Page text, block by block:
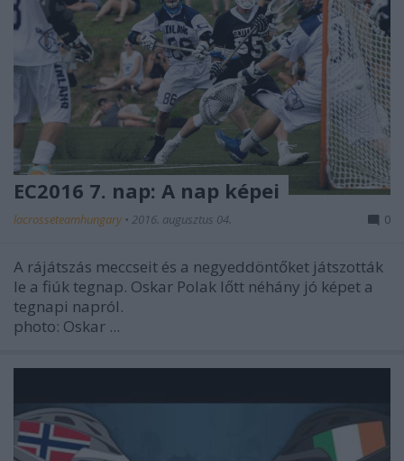
EC2016 7. nap: A nap képei
lacrosseteamhungary • 2016. augusztus 04. 0
A rájátszás meccseit és a negyeddöntőket játszották
le a fiúk tegnap. Oskar Polak lőtt néhány jó képet a
tegnapi napról.
photo: Oskar ...